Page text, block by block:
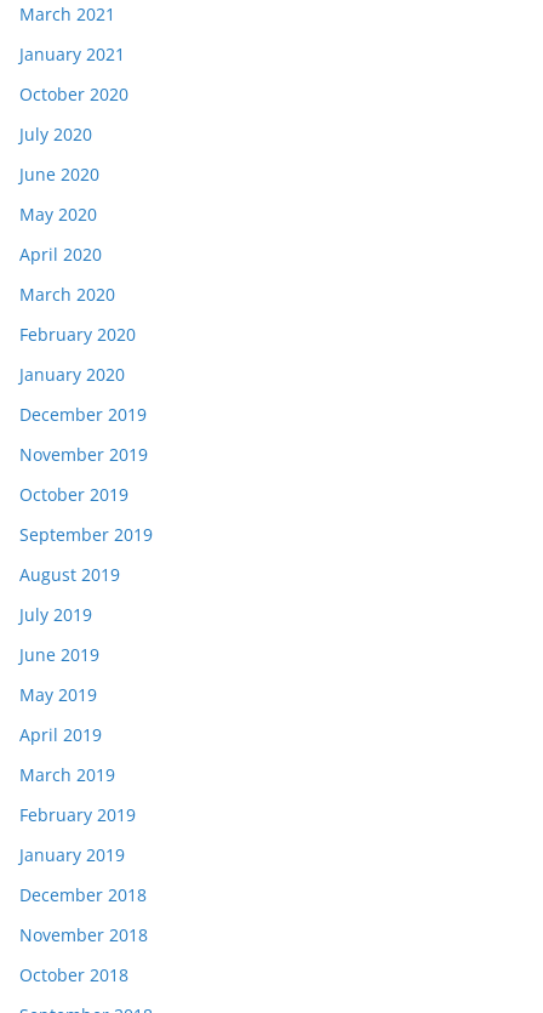
March 2021
January 2021
October 2020
July 2020
June 2020
May 2020
April 2020
March 2020
February 2020
January 2020
December 2019
November 2019
October 2019
September 2019
August 2019
July 2019
June 2019
May 2019
April 2019
March 2019
February 2019
January 2019
December 2018
November 2018
October 2018